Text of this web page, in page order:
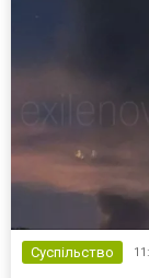
Суспільство